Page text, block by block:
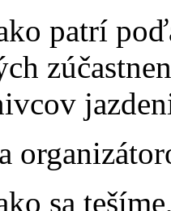
patrí
sa